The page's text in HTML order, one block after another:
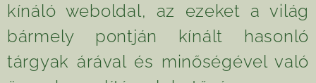
kínáló weboldal, az ezeket a világ
bármely pontján kínált hasonló
tárgyak árával és minőségével való